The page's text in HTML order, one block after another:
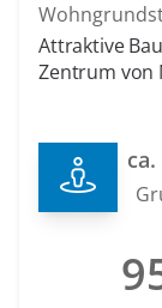
Attraktive
Zentrum von
ca.